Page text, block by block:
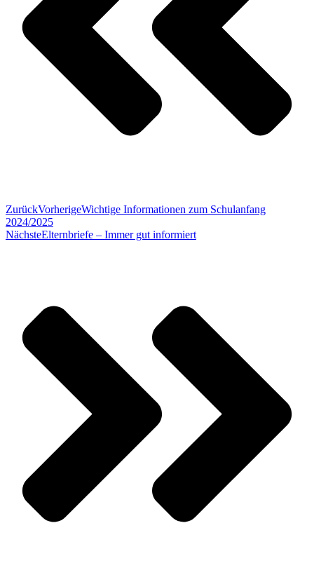
ZurückVorherigeWichtige Informationen zum Schulanfang
2024/2025
NächsteElternbriefe – Immer gut informiert